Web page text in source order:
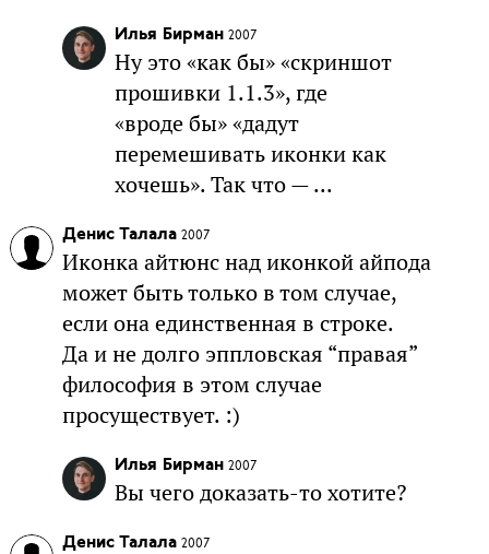
Илья Бирман 2007
Ну это «как бы» «скриншот
прошивки 1.1.3», где
«вроде бы» «дадут
перемешивать иконки как
хочешь». Так что — ...
Денис Талала 2007
Иконка айтюнс над иконкой айпода
может быть только в том случае,
если она единственная в строке.
Да и не долго эппловская “правая”
философия в этом случае
просуществует. :)
Илья Бирман 2007
Вы чего доказать-то хотите?
Денис Талала 2007